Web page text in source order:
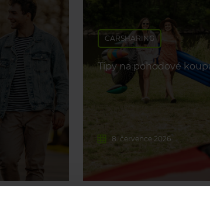
CARSHARING
Tipy na pohodové
8. července 2026